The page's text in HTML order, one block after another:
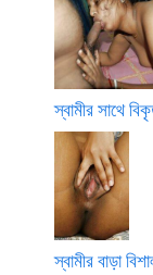
স্বামীর সাথে
স্বামীর বাড়া